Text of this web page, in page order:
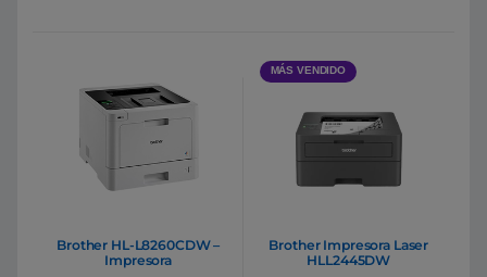
Brother HL-L8260CDW –
Impresora
MÁS VENDIDO
Brother Impresora Laser
HLL2445DW